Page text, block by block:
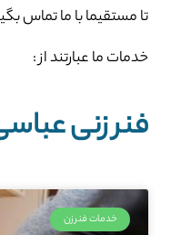
تا مستقیما با ما تماس
خدمات ما عبارتند از :
فنر زنی
خدمات فنرزن